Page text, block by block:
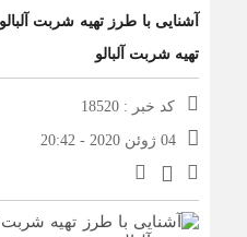
تصمیم می‌گیرد عاشق چه کسی
پژوهش: جایگزینی اجاق گاز با اجاق
داروها حملات آسم را کاهش دهد
فقط شیر نیست؛ متخصصان
آشنایی با طرز تهیه شربت
تهیه شربت آلبالو
کد خبر : 18520
04 ژوئن 2020 - 20:42